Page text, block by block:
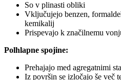
So v plinasti obliki
Vključujejo benzen,
kemikalij
Prispevajo k značilnemu
Polhlapne spojine:
Prehajajo med agregatnimi
Iz površin se izločajo še več